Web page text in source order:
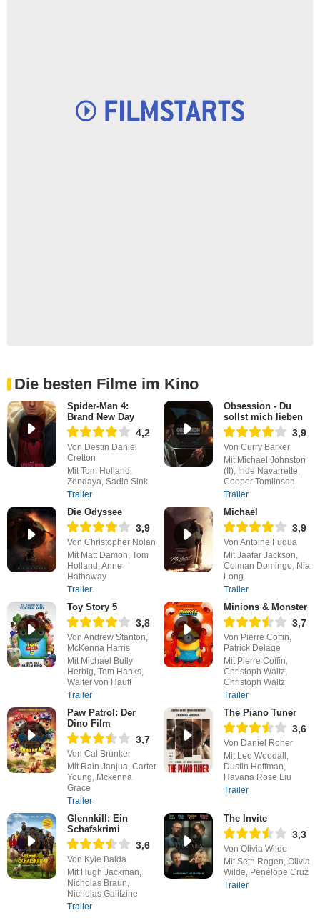
Die besten Filme im Kino
Spider-Man 4:
Brand New Day
4,2
Von Destin Daniel
Cretton
Mit Tom Holland,
Zendaya, Sadie Sink
Trailer
Obsession - Du
sollst mich lieben
3,9
Von Curry Barker
Mit Michael Johnston
(II), Inde Navarrette,
Cooper Tomlinson
Trailer
Die Odyssee
3,9
Von Christopher Nolan
Mit Matt Damon, Tom
Holland, Anne
Hathaway
Trailer
Michael
3,9
Von Antoine Fuqua
Mit Jaafar Jackson,
Colman Domingo, Nia
Long
Trailer
Toy Story 5
3,8
Von Andrew Stanton,
McKenna Harris
Mit Michael Bully
Herbig, Tom Hanks,
Walter von Hauff
Trailer
Minions & Monster
3,7
Von Pierre Coffin,
Patrick Delage
Mit Pierre Coffin,
Christoph Waltz,
Christoph Waltz
Trailer
Paw Patrol: Der
Dino Film
3,7
Von Cal Brunker
Mit Rain Janjua, Carter
Young, Mckenna
Grace
Trailer
The Piano Tuner
3,6
Von Daniel Roher
Mit Leo Woodall,
Dustin Hoffman,
Havana Rose Liu
Trailer
Glennkill: Ein
Schafskrimi
3,6
Von Kyle Balda
Mit Hugh Jackman,
Nicholas Braun,
Nicholas Galitzine
Trailer
The Invite
3,3
Von Olivia Wilde
Mit Seth Rogen, Olivia
Wilde, Penélope Cruz
Trailer